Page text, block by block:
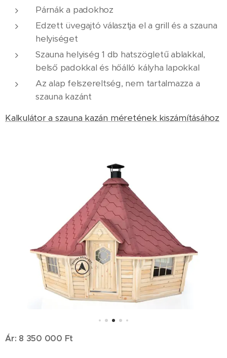
Párnák a padokhoz
Edzett üvegajtó választja el a grill és a szauna
helyiséget
Szauna helyiség 1 db hatszögletű ablakkal,
belső padokkal és hőálló kályha lapokkal
Az alap felszereltség, nem tartalmazza a
szauna kazánt
Kalkulátor a szauna kazán méretének kiszámításához
Ár: 8 350 000 Ft